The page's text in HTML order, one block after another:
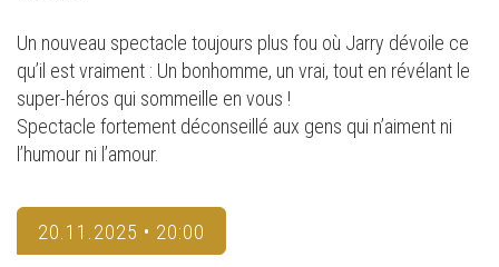
Un nouveau spectacle toujours plus fou où Jarry dévoile ce
qu’il est vraiment : Un bonhomme, un vrai, tout en révélant le
super-héros qui sommeille en vous !
Spectacle fortement déconseillé aux gens qui n’aiment ni
l’humour ni l’amour.
20.11.2025 • 20:00